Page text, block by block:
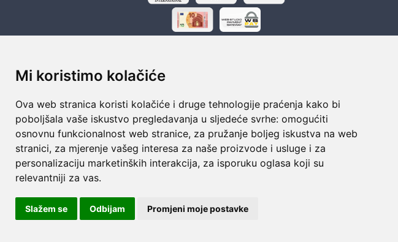
Mi koristimo kolačiće
Ova web stranica koristi kolačiće i druge tehnologije praćenja kako bi
poboljšala vaše iskustvo pregledavanja u sljedeće svrhe: omogućiti
osnovnu funkcionalnost web stranice, za pružanje boljeg iskustva na web
stranici, za mjerenje vašeg interesa za naše proizvode i usluge i za
personalizaciju marketinških interakcija, za isporuku oglasa koji su
relevantniji za vas.
Slažem se Odbijam Promjeni moje postavke
24/7 odlična podrška
Naši agenti uvijek na raspolaganju
Sigurno obročno plaćanje
Do 24 rata bez kamata